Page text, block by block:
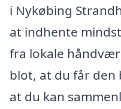
i Nykøbing
at indhente
fra lokale
blot, at du får den
at du kan